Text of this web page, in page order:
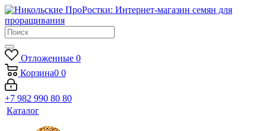
Отложенные 0
Корзина0 0
+7 982 990 80 80
Каталог